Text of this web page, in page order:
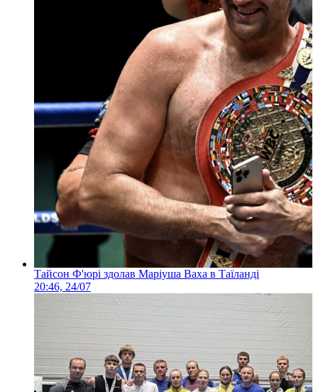
Тайсон Ф'юрі здолав Маріуша Ваха в Таїланді
20:46, 24/07